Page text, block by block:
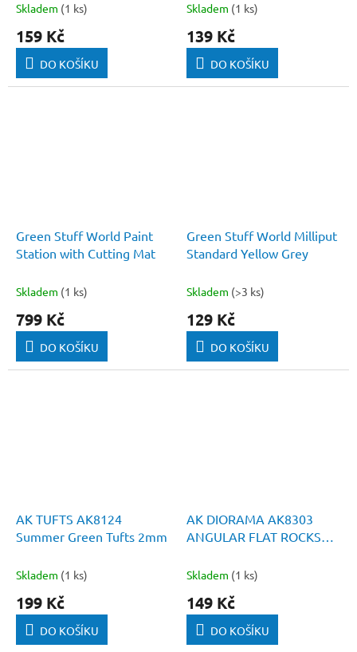
Skladem (1 ks)
159 Kč
DO KOŠÍKU
Skladem (1 ks)
139 Kč
DO KOŠÍKU
Green Stuff World Paint
Station with Cutting Mat
Skladem (1 ks)
799 Kč
DO KOŠÍKU
Green Stuff World Milliput
Standard Yellow Grey
Skladem (>3 ks)
129 Kč
DO KOŠÍKU
AK TUFTS AK8124
Summer Green Tufts 2mm
Skladem (1 ks)
199 Kč
DO KOŠÍKU
AK DIORAMA AK8303
ANGULAR FLAT ROCKS
Skladem (1 ks)
149 Kč
DO KOŠÍKU